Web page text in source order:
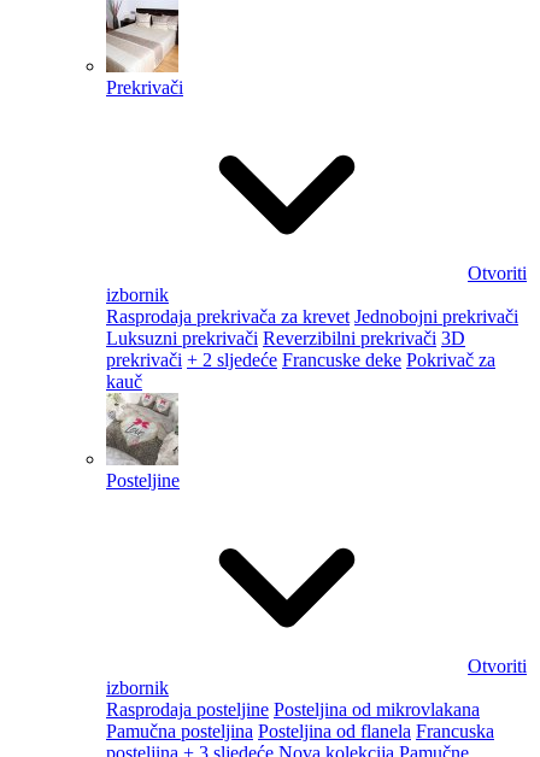
Prekrivači
Otvoriti
izbornik
Rasprodaja prekrivača za krevet Jednobojni prekrivači
Luksuzni prekrivači Reverzibilni prekrivači 3D
prekrivači + 2 sljedeće Francuske deke Pokrivač za
kauč
Posteljine
Otvoriti
izbornik
Rasprodaja posteljine Posteljina od mikrovlakana
Pamučna posteljina Posteljina od flanela Francuska
posteljina + 3 sljedeće Nova kolekcija Pamučne